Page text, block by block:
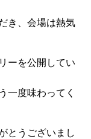
き、会場は熱気
ーを公開してい
一度味わってく
とうございまし